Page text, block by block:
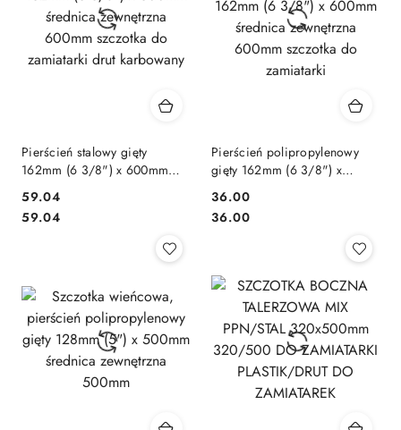
Pierścień stalowy gięty
162mm (6 3/8") x 600mm
szczotka do zamiatarki drut
karbowany
Cena:
59.04
Cena:
59.04
Pierścień polipropylenowy
gięty 162mm (6 3/8") x
600mm szczotka do
zamiatarki
Cena:
36.00
Cena:
36.00